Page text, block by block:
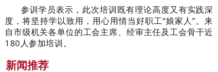
参训学员表示，此次培训既有理论高度又有实践深
度，将坚持学以致用，用心用情当好职工“娘家人”。来
自市级机关各单位的工会主席、经审主任及工会骨干近
180人参加培训。
新闻推荐